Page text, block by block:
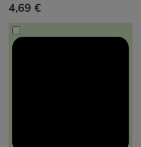
4,69 €